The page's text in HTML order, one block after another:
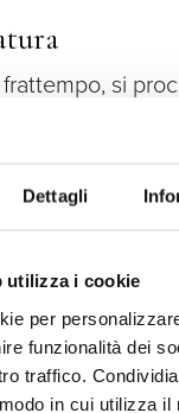
Dettagli
utilizza i cookie
per
funzionalità dei
traffico.
in cui utilizza il
si
con il
in modo che
dei legni
negativamente